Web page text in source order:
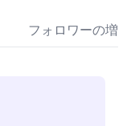
フォロワーの増加